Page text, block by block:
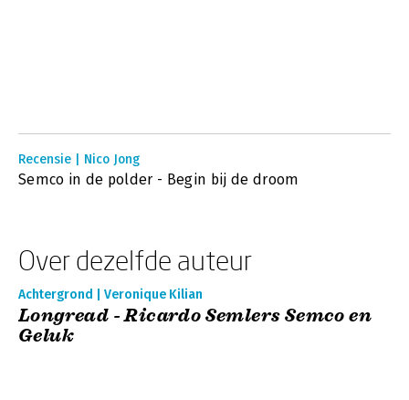
Recensie | Nico Jong
Semco in de polder - Begin bij de droom
Over dezelfde auteur
Achtergrond | Veronique Kilian
Longread - Ricardo Semlers Semco en
Geluk